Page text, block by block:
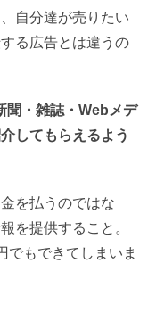
自分達が売りたい
る広告とは違うの
聞・雑誌・Webメデ
してもらえるよう
を払うのではな
を提供すること。
でもできてしまいま